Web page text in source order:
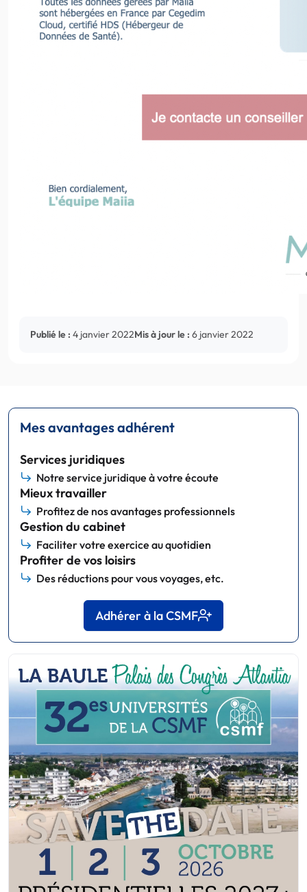
Publié le : 4 janvier 2022Mis à jour le : 6 janvier 2022
Mes avantages adhérent
Services juridiques
Notre service juridique à votre écoute
Mieux travailler
Profitez de nos avantages professionnels
Gestion du cabinet
Faciliter votre exercice au quotidien
Profiter de vos loisirs
Des réductions pour vous voyages, etc.
Adhérer à la CSMF